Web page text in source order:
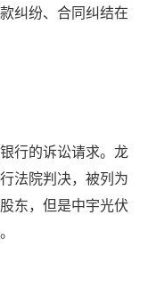
纠纷、合同纠结在
行的诉讼请求。龙
法院判决，被列为
东，但是中宇光伏